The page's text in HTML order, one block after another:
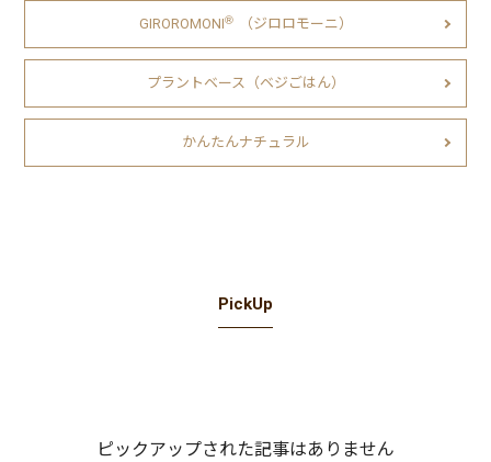
GIROROMONIⓇ （ジロロモーニ）
プラントベース（ベジごはん）
かんたんナチュラル
PickUp
ピックアップされた記事はありません